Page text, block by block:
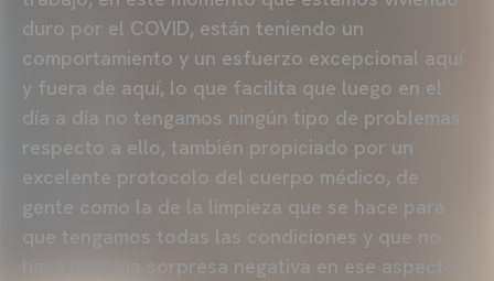
duro por el COVID, están teniendo un
comportamiento y un esfuerzo excepcional aquí
y fuera de aquí, lo que facilita que luego en el
día a día no tengamos ningún tipo de problemas
respecto a ello, también propiciado por un
excelente protocolo del cuerpo médico, de
gente como la de la limpieza que se hace para
que tengamos todas las condiciones y que no
haya ninguna sorpresa negativa en ese aspecto.